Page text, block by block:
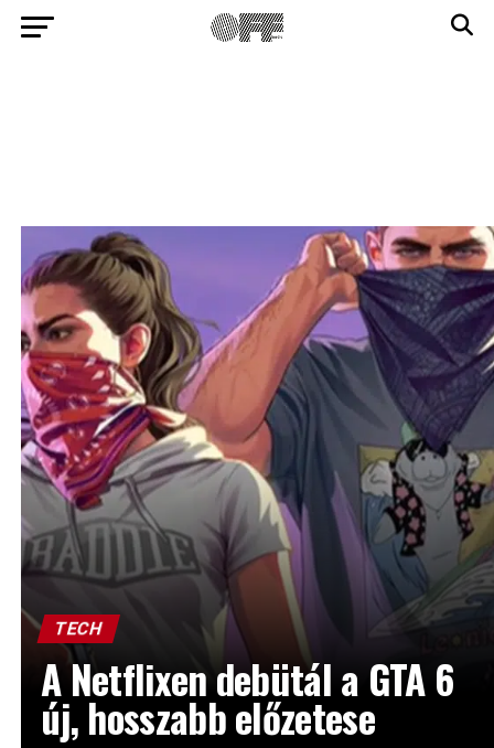
TECH
A Netflixen debütál a GTA 6
új, hosszabb előzetese